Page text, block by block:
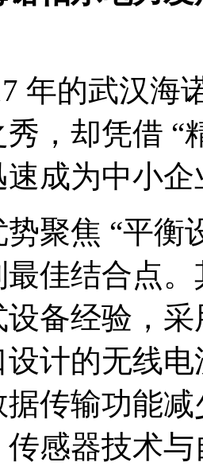
年的武汉海
，却凭借 “
成为中小
势聚焦 “平
佳结合点
备经验，
计的无线
据传输功能
感器技术